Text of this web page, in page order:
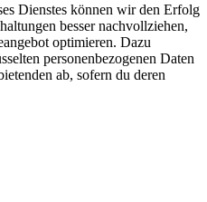
Dienstes können wir den Erfolg
besser nachvollziehen,
optimieren. Dazu
personenbezogenen Daten
ab, sofern du deren